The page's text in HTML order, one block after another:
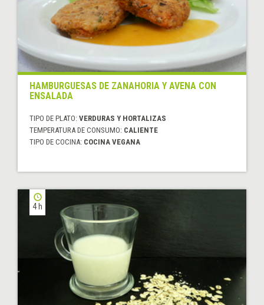
HAMBURGUESAS DE ZANAHORIA Y AVENA CON
ENSALADA
TIPO DE PLATO: VERDURAS Y HORTALIZAS
TEMPERATURA DE CONSUMO: CALIENTE
TIPO DE COCINA: COCINA VEGANA
4 h